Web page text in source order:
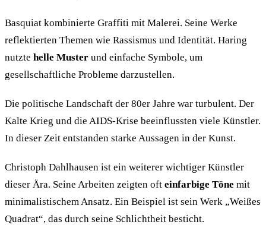
Basquiat kombinierte Graffiti mit Malerei. Seine Werke
reflektierten Themen wie Rassismus und Identität. Haring
nutzte helle Muster und einfache Symbole, um
gesellschaftliche Probleme darzustellen.
Die politische Landschaft der 80er Jahre war turbulent. Der
Kalte Krieg und die AIDS-Krise beeinflussten viele Künstler.
In dieser Zeit entstanden starke Aussagen in der Kunst.
Christoph Dahlhausen ist ein weiterer wichtiger Künstler
dieser Ära. Seine Arbeiten zeigten oft einfarbige Töne mit
minimalistischem Ansatz. Ein Beispiel ist sein Werk „Weißes
Quadrat“, das durch seine Schlichtheit besticht.